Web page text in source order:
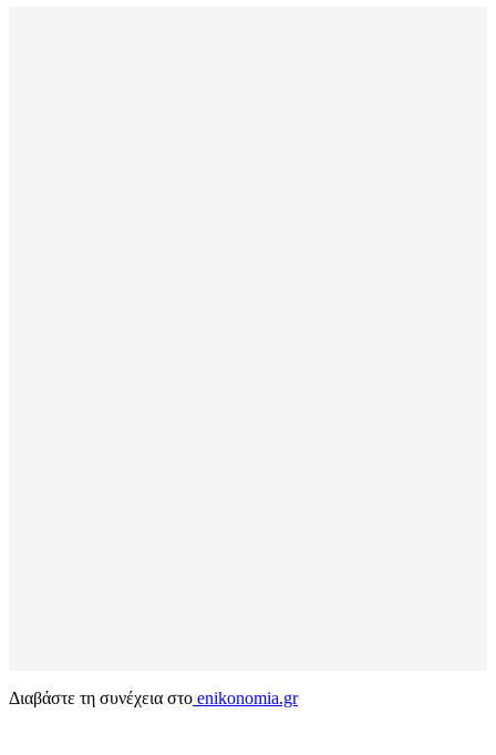
Διαβάστε τη συνέχεια στο enikonomia.gr